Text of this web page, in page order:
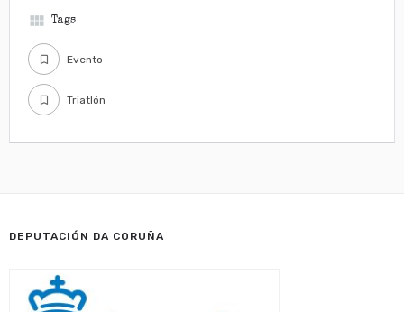
view_module Tags
Evento
Triatlón
DEPUTACIÓN DA CORUÑA